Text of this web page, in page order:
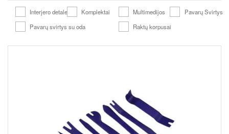
Interjero detales Komplektai Multimedijos
Pavarų Svirtys
Pavarų svirtys su oda
Raktų korpusai